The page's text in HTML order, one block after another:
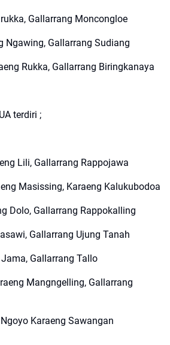
Gallarrang Moncongloe
Ngawing, Gallarrang Sudiang
Rukka, Gallarrang Biringkanaya
terdiri ;
Lili, Gallarrang Rappojawa
Masissing, Karaeng Kalukubodoa
Dolo, Gallarrang Rappokalling
Gallarrang Ujung Tanah
Gallarrang Tallo
Mangngelling, Gallarrang
Karaeng Sawangan